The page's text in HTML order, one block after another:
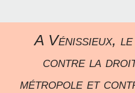
A Vénissieux,
contre la
métropole et